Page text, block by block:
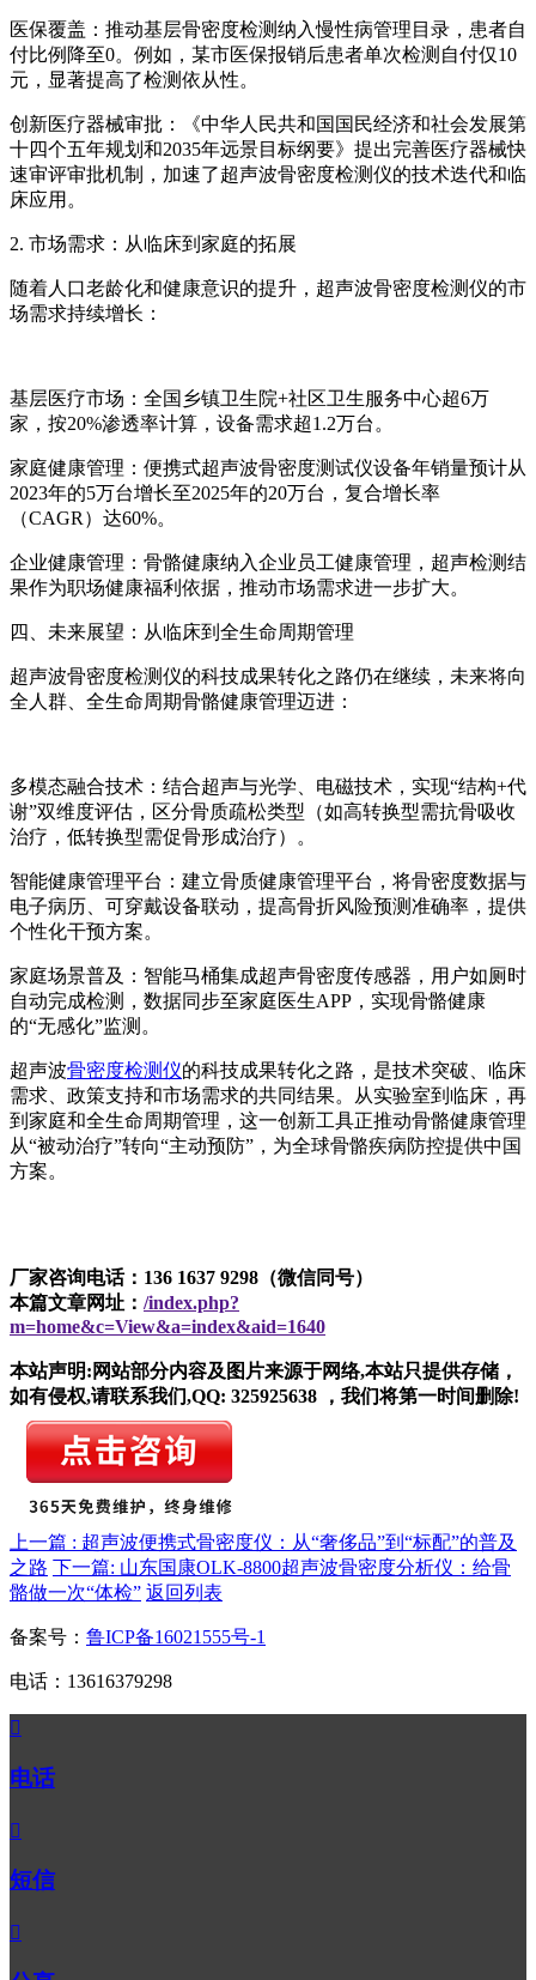
医保覆盖：推动基层骨密度检测纳入慢性病管理目录，患者自
付比例降至0。例如，某市医保报销后患者单次检测自付仅10
元，显著提高了检测依从性。
创新医疗器械审批：《中华人民共和国国民经济和社会发展第
十四个五年规划和2035年远景目标纲要》提出完善医疗器械快
速审评审批机制，加速了超声波骨密度检测仪的技术迭代和临
床应用。
2. 市场需求：从临床到家庭的拓展
随着人口老龄化和健康意识的提升，超声波骨密度检测仪的市
场需求持续增长：
基层医疗市场：全国乡镇卫生院+社区卫生服务中心超6万
家，按20%渗透率计算，设备需求超1.2万台。
家庭健康管理：便携式超声波骨密度测试仪设备年销量预计从
2023年的5万台增长至2025年的20万台，复合增长率
（CAGR）达60%。
企业健康管理：骨骼健康纳入企业员工健康管理，超声检测结
果作为职场健康福利依据，推动市场需求进一步扩大。
四、未来展望：从临床到全生命周期管理
超声波骨密度检测仪的科技成果转化之路仍在继续，未来将向
全人群、全生命周期骨骼健康管理迈进：
多模态融合技术：结合超声与光学、电磁技术，实现“结构+代
谢”双维度评估，区分骨质疏松类型（如高转换型需抗骨吸收
治疗，低转换型需促骨形成治疗）。
智能健康管理平台：建立骨质健康管理平台，将骨密度数据与
电子病历、可穿戴设备联动，提高骨折风险预测准确率，提供
个性化干预方案。
家庭场景普及：智能马桶集成超声骨密度传感器，用户如厕时
自动完成检测，数据同步至家庭医生APP，实现骨骼健康
的“无感化”监测。
超声波骨密度检测仪的科技成果转化之路，是技术突破、临床
需求、政策支持和市场需求的共同结果。从实验室到临床，再
到家庭和全生命周期管理，这一创新工具正推动骨骼健康管理
从“被动治疗”转向“主动预防”，为全球骨骼疾病防控提供中国
方案。
厂家咨询电话：136 1637 9298（微信同号）
本篇文章网址： /index.php?
m=home&c=View&a=index&aid=1640
本站声明:网站部分内容及图片来源于网络,本站只提供存储，
如有侵权,请联系我们,QQ: 325925638 ，我们将第一时间删除!
上一篇 : 超声波便携式骨密度仪：从“奢侈品”到“标配”的普及
之路 下一篇: 山东国康OLK-8800超声波骨密度分析仪：给骨
骼做一次“体检” 返回列表
备案号： 鲁ICP备16021555号-1
电话：13616379298

电话

短信
